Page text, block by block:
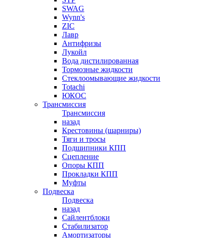
SWAG
Wynn's
ZIC
Лавр
Антифризы
Лукойл
Вода дистилированная
Тормозные жидкости
Стеклоомывающие жидкости
Totachi
ЮКОС
Трансмиссия
Трансмиссия
назад
Крестовины (шарниры)
Тяги и тросы
Подшипники КПП
Сцепление
Опоры КПП
Прокладки КПП
Муфты
Подвеска
Подвеска
назад
Сайлентблоки
Стабилизатор
Амортизаторы